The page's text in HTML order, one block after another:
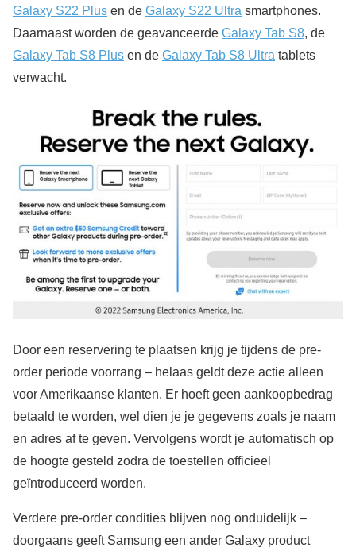
Galaxy S22 Plus en de Galaxy S22 Ultra smartphones.
Daarnaast worden de geavanceerde Galaxy Tab S8, de
Galaxy Tab S8 Plus en de Galaxy Tab S8 Ultra tablets
verwacht.
Door een reservering te plaatsen krijg je tijdens de pre-
order periode voorrang – helaas geldt deze actie alleen
voor Amerikaanse klanten. Er hoeft geen aankoopbedrag
betaald te worden, wel dien je je gegevens zoals je naam
en adres af te geven. Vervolgens wordt je automatisch op
de hoogte gesteld zodra de toestellen officieel
geïntroduceerd worden.
Verdere pre-order condities blijven nog onduidelijk –
doorgaans geeft Samsung een ander Galaxy product